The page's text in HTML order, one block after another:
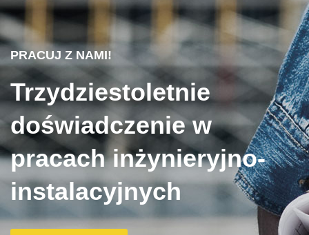
PRACUJ Z NAMI!
Trzydziestoletnie
doświadczenie w
pracach inżynieryjno-
instalacyjnych